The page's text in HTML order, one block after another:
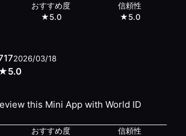
おすすめ度
★5.0
信頼性
★5.0
2026/03/18
5.0
this Mini App with World ID
おすすめ度
信頼性